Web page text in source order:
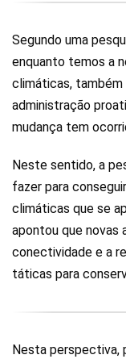
Segundo uma
enquanto temos a
climáticas, também
administração
mudança tem
Neste sentido, a
fazer para
climáticas que se
apontou que novas
conectividade e a
táticas para
Nesta perspectiva,